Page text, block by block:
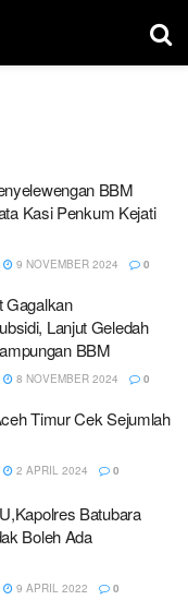
BBM
Kasi Penkum Kejati
9 NOVEMBER 2024 0
Gagalkan
Lanjut Geledah
BBM
8 NOVEMBER 2024 0
Timur Cek Sejumlah
2 APRIL 2024 0
Batubara
Boleh Ada
9 APRIL 2022 0